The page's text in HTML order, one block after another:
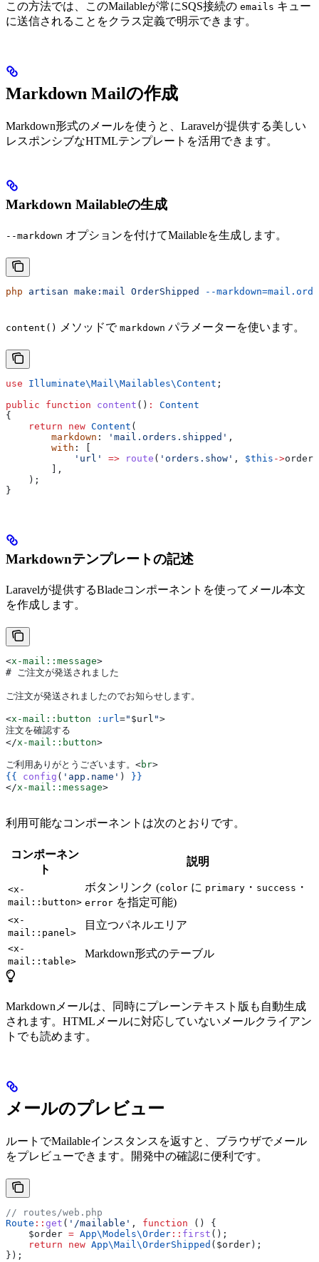
この方法では、このMailableが常にSQS接続の emails キュー
に送信されることをクラス定義で明示できます。
Markdown Mailの作成
Markdown形式のメールを使うと、Laravelが提供する美しい
レスポンシブなHTMLテンプレートを活用できます。
Markdown Mailableの生成
--markdown オプションを付けてMailableを生成します。
php artisan make:mail OrderShipped --
content() メソッドで markdown パラメーターを使います。
use Illuminate\Mail\Mailables\Content ;
public function content () :
Content
{
    return
new Content (
        markdown
: 'mail.orders.shipped' ,
        with
: [
            'url'
=> route ( 'orders.show' , $this ->order
        ],
    );
}
Markdownテンプレートの記述
Laravelが提供するBladeコンポーネントを使ってメール本文
を作成します。
<x-mail::message>
# ご注文が発送されました
ご注文が発送されましたのでお知らせします。
<x-mail::button :url=" $url ">
注文を確認する
</x-mail::button>
ご利用ありがとうございます。 <br>
{{
config ( 'app.name' )
}}
</x-mail::message>
利用可能なコンポーネントは次のとおりです。
コンポーネン
ト
説明
<x-
mail::button>
ボタンリンク (color に primary ・ success ・
error を指定可能)
<x-
mail::panel>
目立つパネルエリア
<x-
mail::table>
Markdown形式のテーブル
Markdownメールは、同時にプレーンテキスト版も自動生成
されます。HTMLメールに対応していないメールクライアン
トでも読めます。
メールのプレビュー
ルートでMailableインスタンスを返すと、ブラウザでメール
をプレビューできます。開発中の確認に便利です。
// routes/web.php
Route :: get ( '/mailable' , function () {
    $order
= App\Models\Order :: first ();
    return
new App\Mail\OrderShipped ( $order );
});